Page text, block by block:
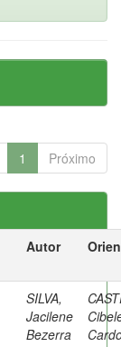
1 Próximo
Autor
SILVA,
Jacilene
Bezerra